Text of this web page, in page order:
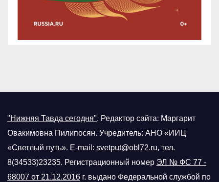
"Нижняя Тавда сегодня". Редактор сайта: Маргарит
Овакимовна Пилипосян. Учредитель: АНО «ИИЦ
«Светлый путь». E-mail: svetput@obl72.ru, тел.
8(34533)23235. Регистрационный номер ЭЛ № ФС 77 -
68007 от 21.12.2016 г. выдано Федеральной службой по